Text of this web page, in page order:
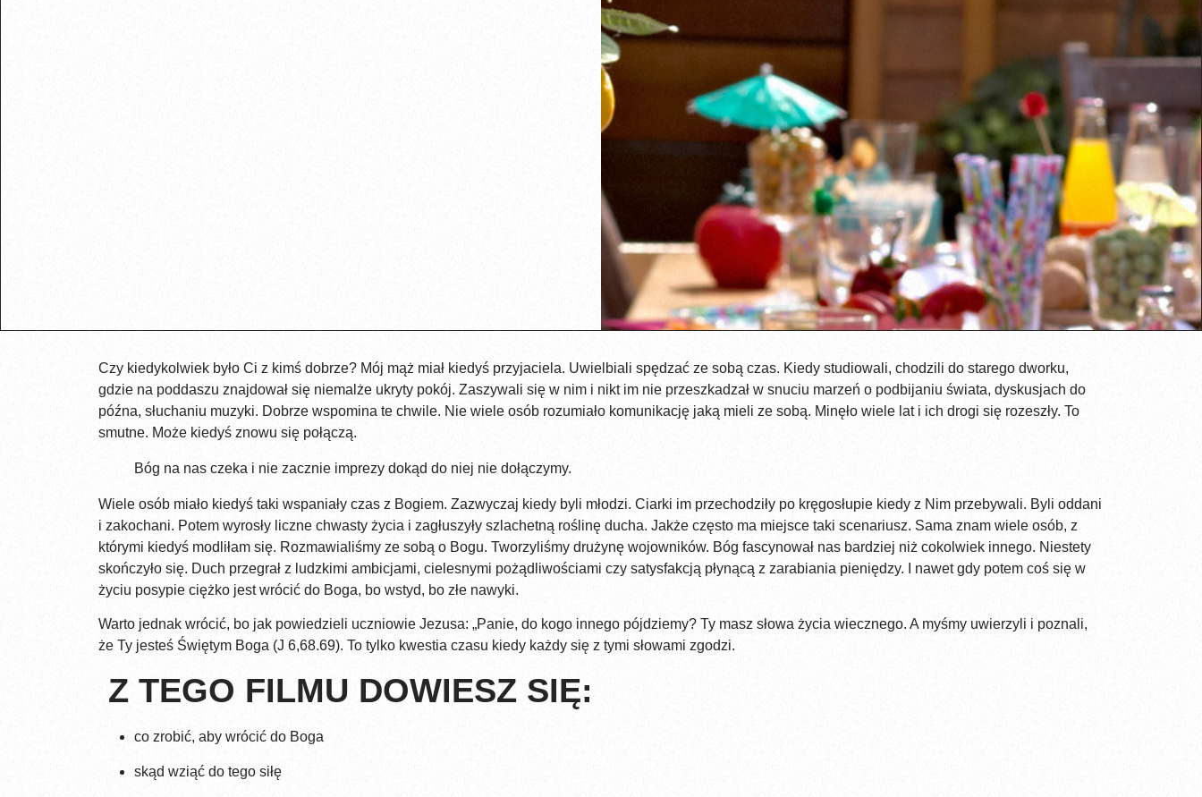
Czy kiedykolwiek było Ci z kimś dobrze? Mój mąż miał kiedyś przyjaciela. Uwielbiali spędzać ze sobą czas. Kiedy studiowali, chodzili do starego dworku,
gdzie na poddaszu znajdował się niemalże ukryty pokój. Zaszywali się w nim i nikt im nie przeszkadzał w snuciu marzeń o podbijaniu świata, dyskusjach do
późna, słuchaniu muzyki. Dobrze wspomina te chwile. Nie wiele osób rozumiało komunikację jaką mieli ze sobą. Minęło wiele lat i ich drogi się rozeszły. To
smutne. Może kiedyś znowu się połączą.
Bóg na nas czeka i nie zacznie imprezy dokąd do niej nie dołączymy.
Wiele osób miało kiedyś taki wspaniały czas z Bogiem. Zazwyczaj kiedy byli młodzi. Ciarki im przechodziły po kręgosłupie kiedy z Nim przebywali. Byli oddani
i zakochani. Potem wyrosły liczne chwasty życia i zagłuszyły szlachetną roślinę ducha. Jakże często ma miejsce taki scenariusz. Sama znam wiele osób, z
którymi kiedyś modliłam się. Rozmawialiśmy ze sobą o Bogu. Tworzyliśmy drużynę wojowników. Bóg fascynował nas bardziej niż cokolwiek innego. Niestety
skończyło się. Duch przegrał z ludzkimi ambicjami, cielesnymi pożądliwościami czy satysfakcją płynącą z zarabiania pieniędzy. I nawet gdy potem coś się w
życiu posypie ciężko jest wrócić do Boga, bo wstyd, bo złe nawyki.
Warto jednak wrócić, bo jak powiedzieli uczniowie Jezusa: „Panie, do kogo innego pójdziemy? Ty masz słowa życia wiecznego. A myśmy uwierzyli i poznali,
że Ty jesteś Świętym Boga (J 6,68.69). To tylko kwestia czasu kiedy każdy się z tymi słowami zgodzi.
Z TEGO FILMU DOWIESZ SIĘ:
co zrobić, aby wrócić do Boga
skąd wziąć do tego siłę